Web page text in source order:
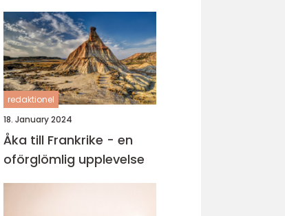
redaktionel
18. January 2024
Åka till Frankrike - en
oförglömlig upplevelse